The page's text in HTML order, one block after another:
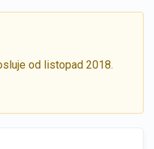
od listopad 2018.